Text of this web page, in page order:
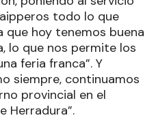
todo lo que
que hoy tenemos buena
lo que nos permite los
feria franca”. Y
siempre, continuamos
provincial en el
Herradura”.